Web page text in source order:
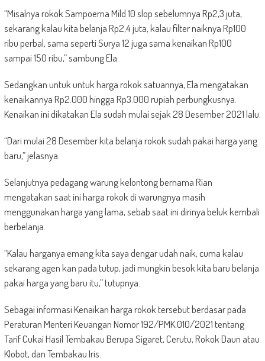
“Misalnya rokok Sampoerna Mild 10 slop sebelumnya Rp2,3 juta,
sekarang kalau kita belanja Rp2,4 juta, kalau filter naiknya Rp100
ribu perbal, sama seperti Surya 12 juga sama kenaikan Rp100
sampai 150 ribu,” sambung Ela.
Sedangkan untuk untuk harga rokok satuannya, Ela mengatakan
kenaikannya Rp2.000 hingga Rp3.000 rupiah perbungkusnya.
Kenaikan ini dikatakan Ela sudah mulai sejak 28 Desember 2021 lalu.
“Dari mulai 28 Desember kita belanja rokok sudah pakai harga yang
baru,” jelasnya.
Selanjutnya pedagang warung kelontong bernama Rian
mengatakan saat ini harga rokok di warungnya masih
menggunakan harga yang lama, sebab saat ini dirinya beluk kembali
berbelanja.
“Kalau harganya emang kita saya dengar udah naik, cuma kalau
sekarang agen kan pada tutup, jadi mungkin besok kita baru belanja
pakai harga yang baru itu,” tutupnya.
Sebagai informasi Kenaikan harga rokok tersebut berdasar pada
Peraturan Menteri Keuangan Nomor 192/PMK.010/2021 tentang
Tarif Cukai Hasil Tembakau Berupa Sigaret, Cerutu, Rokok Daun atau
Klobot, dan Tembakau Iris.